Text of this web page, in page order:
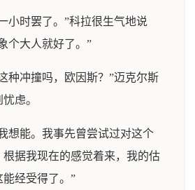
小时罢了。”科拉很生气地说
个大人就好了。”
种冲撞吗，欧因斯？”迈克尔斯
虑。
想能。我事先曾尝试过对这个
据我现在的感觉着来，我的估
经受得了。”